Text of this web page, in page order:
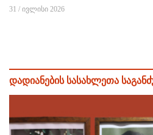
31 / ივლისი 2026
დადიანების სასახლეთა